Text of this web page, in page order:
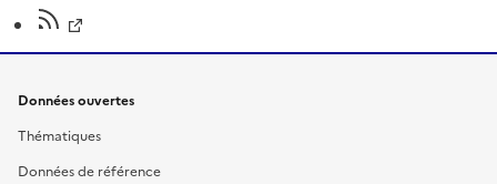
Données ouvertes
Thématiques
Données de référence